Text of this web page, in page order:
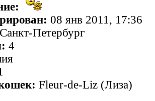
08 янв 2011, 17:36
Санкт-Петербург
4
Fleur-de-Liz (Лиза)